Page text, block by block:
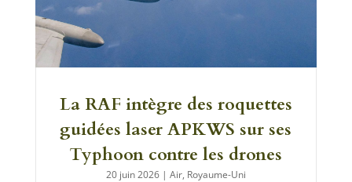
La RAF intègre des roquettes
guidées laser APKWS sur ses
Typhoon contre les drones
20 juin 2026| Air, Royaume-Uni